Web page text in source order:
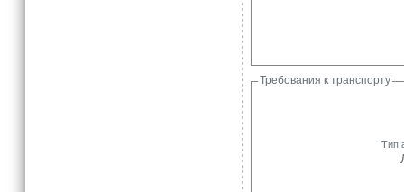
Требования к транспорту
Тип